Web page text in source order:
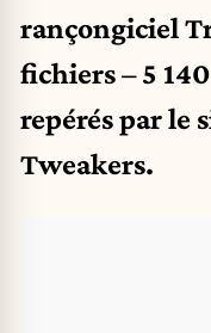
rançongiciel
fichiers – 5
repérés par le
Tweakers.